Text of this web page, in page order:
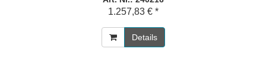
1.257,83 € *
Details